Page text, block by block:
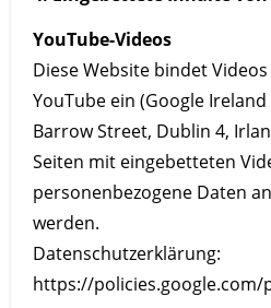
YouTube-Videos
Diese Website bindet
YouTube ein (Google
Barrow Street, Dublin 4,
Seiten mit eingebetteten
personenbezogene Daten
werden.
Datenschutzerklärung:
https://policies.google.com/